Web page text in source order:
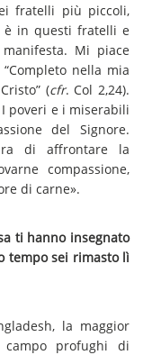
fratelli più piccoli,
è in questi fratelli e
Mi piace
nella mia
(cfr. Col 2,24).
poveri e i miserabili
del Signore.
di affrontare la
compassione,
di carne».
ti hanno insegnato
tempo sei rimasto lì
la maggior
profughi di